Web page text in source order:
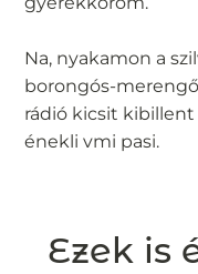
Na, nyakamon a
borongós-
rádió kicsit
énekli vmi pasi.
Ezek is